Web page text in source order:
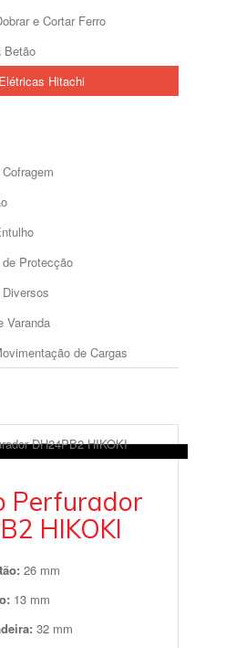
e Cortar Ferro
Betão
Hitachi
Protecção
Varanda
de Cargas
Perfurador
HIKOKI
26 mm
13 mm
32 mm